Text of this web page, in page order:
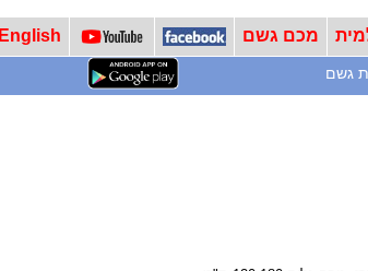
מכם גשם English
גשם